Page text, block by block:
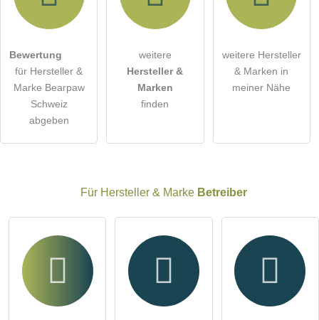
DieDatenschutzerklärunghabe ich zur Kenntnis genommen.
öffentliche Frage stellen Abbrechen
Hersteller & Marke-Eintrag zu stellen.
Bewertung
für Hersteller &
Marke Bearpaw
Schweiz
abgeben
weitere
Hersteller &
Marken
finden
weitere Hersteller
& Marken in
meiner Nähe
Für Hersteller & Marke Betreiber